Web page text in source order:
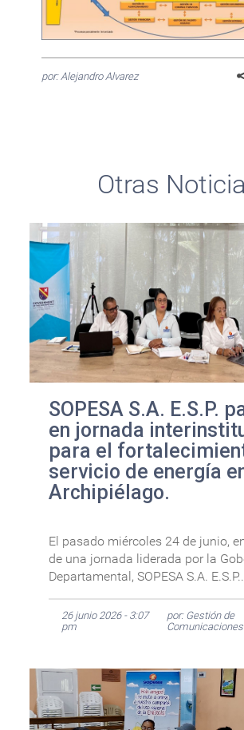
por: Alejandro Alvarez
Otras
SOPESA S.A. E.S.P.
en jornada
para el
servicio de energía
Archipiélago.
El pasado miércoles 24 de junio,
de una jornada liderada por la
Departamental, SOPESA S.A.
26 junio 2026 - 3:07
pm
por: Gestión de
Comunicaciones